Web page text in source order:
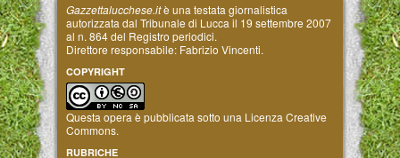
Gazzettalucchese.itè una testata giornalistica
autorizzata dal Tribunale di Lucca il 19 settembre 2007
al n. 864 del Registro periodici.
Direttore responsabile: Fabrizio Vincenti.
COPYRIGHT
Questa opera è pubblicata sotto una Licenza Creative
Commons.
RUBRICHE